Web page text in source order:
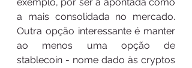
exemplo, por ser a apontada como
a mais consolidada no mercado.
Outra opção interessante é manter
ao menos uma opção de
stablecoin - nome dado às cryptos